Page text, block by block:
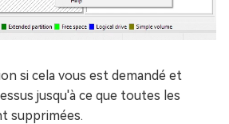
si cela vous est demandé et
jusqu'à ce que toutes les
supprimées.